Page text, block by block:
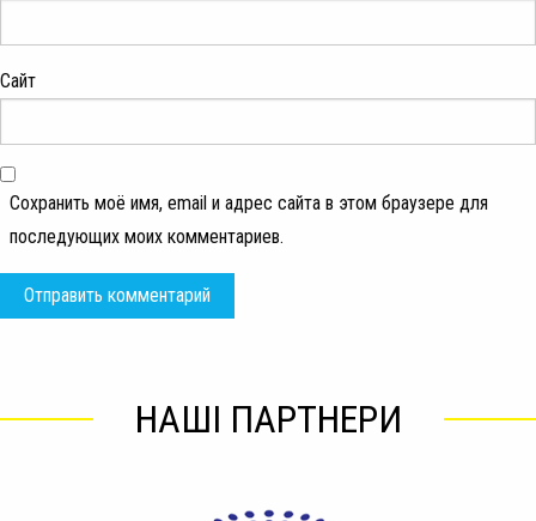
Сайт
Сохранить моё имя, email и адрес сайта в этом браузере для
последующих моих комментариев.
НАШІ ПАРТНЕРИ